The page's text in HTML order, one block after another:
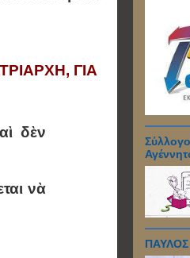
ΓΙΑ
δὲν
νὰ